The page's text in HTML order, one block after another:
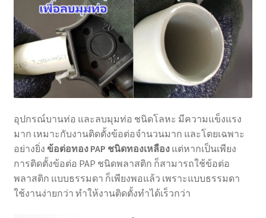
อุปกรณ์บานท่อ และลบมุมท่อ ชนิดโลหะ มีความแข็งแรง
มาก เหมาะกับงานติดตั้งข้อต่อจำนวนมาก และโดยเฉพาะ
อย่างยิ่ง ข้อต่อทอง PAP ชนิดทองเหลืองแต่หากเป็นเพียง
การติดตั้งข้อต่อ PAP ชนิดพลาสติก ก็สามารถใช้ข้อต่อ
พลาสติก แบบธรรมดา ก็เพียงพอแล้ว เพราะแบบธรรมดา
ใช้งานง่ายกว่า ทำให้งานติดตั้งทำได้เร็วกว่า